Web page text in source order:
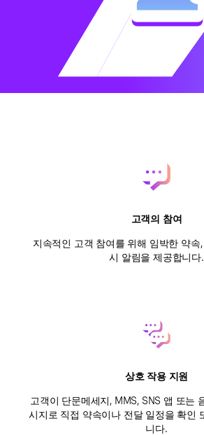
고객의 참여
지속적인 고객 참여를 위해 임박한 약속
시 알림을 제공합니다.
상호 작용 지원
고객이 단문메세지, MMS, SNS 앱 또는
시지로 직접 약속이나 전달 일정을 확인
니다.